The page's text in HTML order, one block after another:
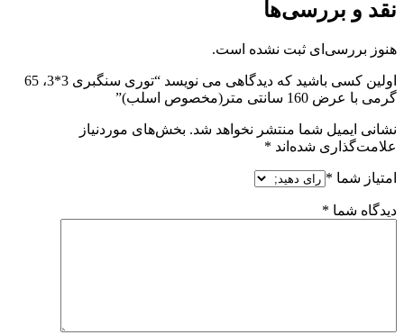
نقد و بررسی‌ها
هنوز بررسی‌ای ثبت نشده است.
اولین کسی باشید که دیدگاهی می نویسد “توری سنگبری 3*3، 65
گرمی با عرض 160 سانتی متر(مخصوص اسلب)”
نشانی ایمیل شما منتشر نخواهد شد. بخش‌های موردنیاز
علامت‌گذاری شده‌اند *
امتیاز شما *
دیدگاه شما *